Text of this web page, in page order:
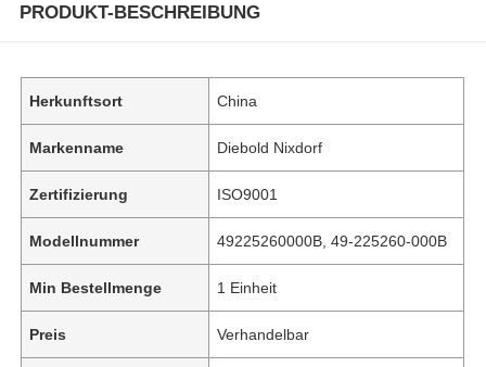
PRODUKT-BESCHREIBUNG
Herkunftsort China
Markenname Diebold Nixdorf
Zertifizierung ISO9001
Modellnummer 49225260000B, 49-225260-000B
Min Bestellmenge 1 Einheit
Preis Verhandelbar